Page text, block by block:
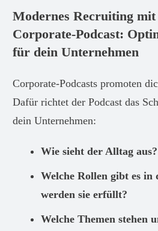
Modernes Recruiting mit
Corporate-Podcast:
für dein Unternehmen
Corporate-Podcasts promoten
Dafür richtet der Podcast das
dein Unternehmen:
Wie sieht der Alltag aus?
Welche Rollen gibt es
werden sie erfüllt?
Welche Themen stehen